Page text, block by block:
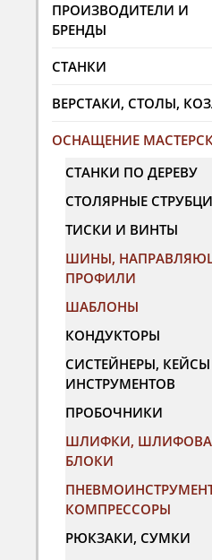
ПРОИЗВОДИТЕЛИ И
БРЕНДЫ
СТАНКИ
ВЕРСТАКИ, СТОЛЫ,
ОСНАЩЕНИЕ
СТАНКИ ПО ДЕРЕВУ
СТОЛЯРНЫЕ
ТИСКИ И ВИНТЫ
ШИНЫ,
ПРОФИЛИ
ШАБЛОНЫ
КОНДУКТОРЫ
СИСТЕЙНЕРЫ,
ИНСТРУМЕНТОВ
ПРОБОЧНИКИ
ШЛИФКИ,
БЛОКИ
КОМПРЕССОРЫ
РЮКЗАКИ, СУМКИ